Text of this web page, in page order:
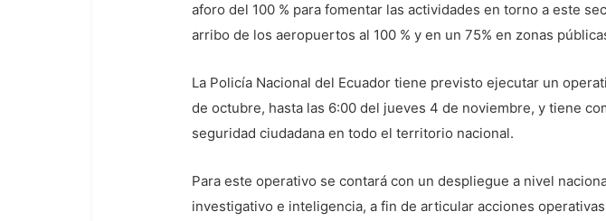
aforo del 100 % para fomentar las actividades en torno a este
arribo de los aeropuertos al 100 % y en un 75% en zonas
La Policía Nacional del Ecuador tiene previsto ejecutar un
de octubre, hasta las 6:00 del jueves 4 de noviembre, y tiene
seguridad ciudadana en todo el territorio nacional.
Para este operativo se contará con un despliegue a nivel
investigativo e inteligencia, a fin de articular acciones